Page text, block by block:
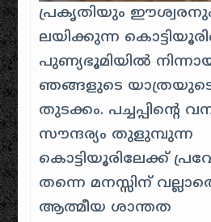
പ്രകൃതിയും ഈശ്വരനും
ലയിക്കുന്ന
പുണ്യഭൂമിയിൽ
ഞങ്ങളുടെ
തുടക്കം. പച്ചപ്പിന്റെ
സൗന്ദര്യം തുളുമ്പുന്ന
കൊട്ടിയൂരിലേക്ക്
തന്നെ മനസ്സിന്
ആത്മീയ ശാന്തത